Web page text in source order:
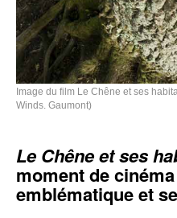
Image du film Le Chêne et ses
Winds. Gaumont)
Le Chêne et ses
moment de
emblématique et